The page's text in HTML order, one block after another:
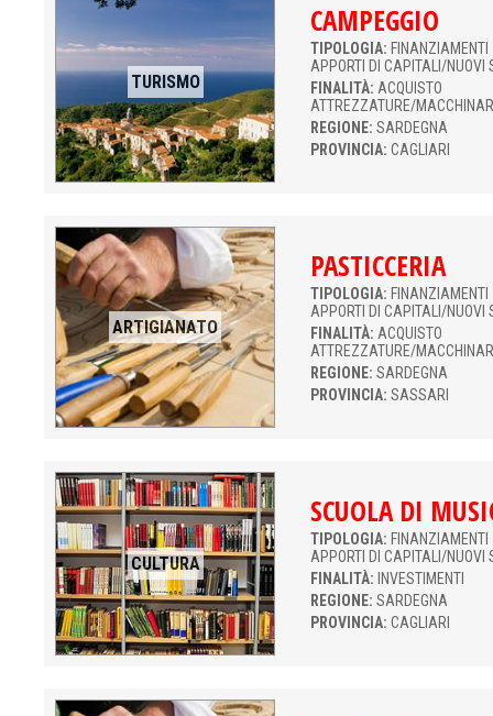
TURISMO
CAMPEGGIO
TIPOLOGIA:
APPORTI DI CAPITALI/NUOVI
FINALITÀ: ACQUISTO
ATTREZZATURE/
REGIONE: SARDEGNA
PROVINCIA: CAGLIARI
ARTIGIANATO
PASTICCERIA
TIPOLOGIA:
APPORTI DI CAPITALI/NUOVI
FINALITÀ: ACQUISTO
ATTREZZATURE/
REGIONE: SARDEGNA
PROVINCIA: SASSARI
CULTURA
SCUOLA DI
TIPOLOGIA:
APPORTI DI CAPITALI/NUOVI
FINALITÀ: INVESTIMENTI
REGIONE: SARDEGNA
PROVINCIA: CAGLIARI